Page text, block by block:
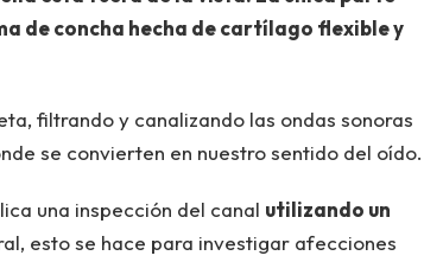
de concha hecha de cartílago flexible y
filtrando y canalizando las ondas sonoras
se convierten en nuestro sentido del oído.
una inspección del canal utilizando un
esto se hace para investigar afecciones